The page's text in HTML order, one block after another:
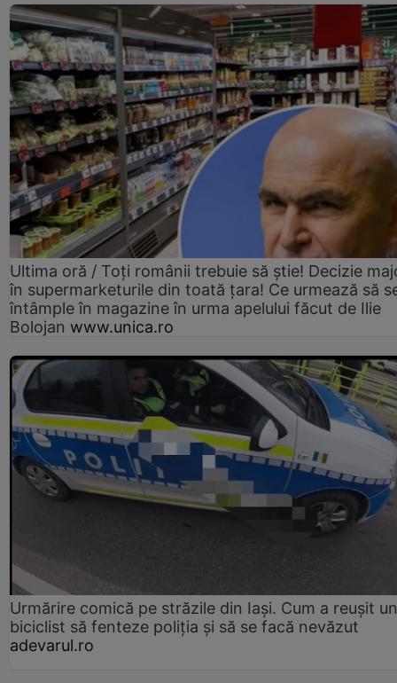
Ultima oră / Toți românii trebuie să știe! Decizie
în supermarketurile din toată țara! Ce urmează să
întâmple în magazine în urma apelului făcut de Ilie
Bolojan www.unica.ro
Urmărire comică pe străzile din Iași. Cum a reușit un
biciclist să fenteze poliția și să se facă nevăzut
adevarul.ro